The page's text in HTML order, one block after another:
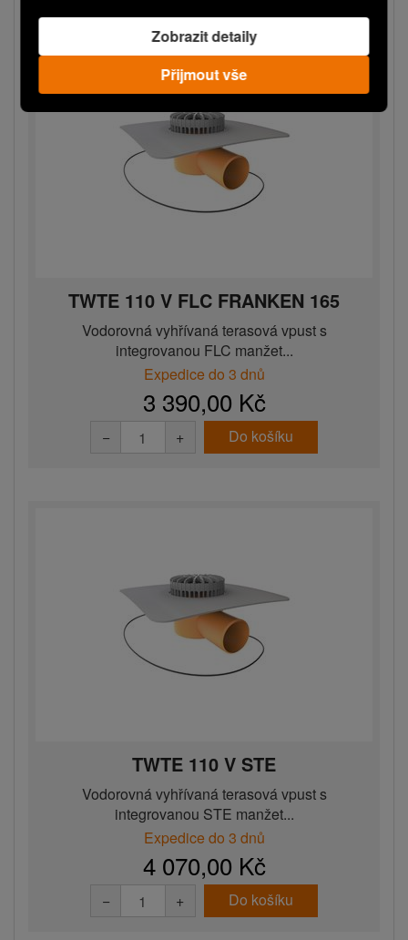
Zobrazit detaily
Přijmout vše
TWTE 110 V FLC FRANKEN 165
Vodorovná vyhřívaná terasová vpust s
integrovanou FLC manžet...
Expedice do 3 dnů
3 390,00 Kč
− + Do košíku
TWTE 110 V STE
Vodorovná vyhřívaná terasová vpust s
integrovanou STE manžet...
Expedice do 3 dnů
4 070,00 Kč
− + Do košíku